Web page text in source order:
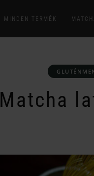
MINDEN TERMÉK
Matcha